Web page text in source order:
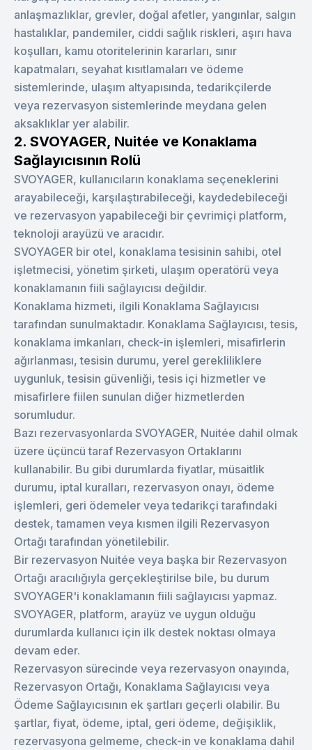
anlaşmazlıklar, grevler, doğal afetler, yangınlar, salgın
hastalıklar, pandemiler, ciddi sağlık riskleri, aşırı hava
koşulları, kamu otoritelerinin kararları, sınır
kapatmaları, seyahat kısıtlamaları ve ödeme
sistemlerinde, ulaşım altyapısında, tedarikçilerde
veya rezervasyon sistemlerinde meydana gelen
aksaklıklar yer alabilir.
2. SVOYAGER, Nuitée ve Konaklama
Sağlayıcısının Rolü
SVOYAGER, kullanıcıların konaklama seçeneklerini
arayabileceği, karşılaştırabileceği, kaydedebileceği
ve rezervasyon yapabileceği bir çevrimiçi platform,
teknoloji arayüzü ve aracıdır.
SVOYAGER bir otel, konaklama tesisinin sahibi, otel
işletmecisi, yönetim şirketi, ulaşım operatörü veya
konaklamanın fiili sağlayıcısı değildir.
Konaklama hizmeti, ilgili Konaklama Sağlayıcısı
tarafından sunulmaktadır. Konaklama Sağlayıcısı, tesis,
konaklama imkanları, check-in işlemleri, misafirlerin
ağırlanması, tesisin durumu, yerel gerekliliklere
uygunluk, tesisin güvenliği, tesis içi hizmetler ve
misafirlere fiilen sunulan diğer hizmetlerden
sorumludur.
Bazı rezervasyonlarda SVOYAGER, Nuitée dahil olmak
üzere üçüncü taraf Rezervasyon Ortaklarını
kullanabilir. Bu gibi durumlarda fiyatlar, müsaitlik
durumu, iptal kuralları, rezervasyon onayı, ödeme
işlemleri, geri ödemeler veya tedarikçi tarafındaki
destek, tamamen veya kısmen ilgili Rezervasyon
Ortağı tarafından yönetilebilir.
Bir rezervasyon Nuitée veya başka bir Rezervasyon
Ortağı aracılığıyla gerçekleştirilse bile, bu durum
SVOYAGER'i konaklamanın fiili sağlayıcısı yapmaz.
SVOYAGER, platform, arayüz ve uygun olduğu
durumlarda kullanıcı için ilk destek noktası olmaya
devam eder.
Rezervasyon sürecinde veya rezervasyon onayında,
Rezervasyon Ortağı, Konaklama Sağlayıcısı veya
Ödeme Sağlayıcısının ek şartları geçerli olabilir. Bu
şartlar, fiyat, ödeme, iptal, geri ödeme, değişiklik,
rezervasyona gelmeme, check-in ve konaklama dahil